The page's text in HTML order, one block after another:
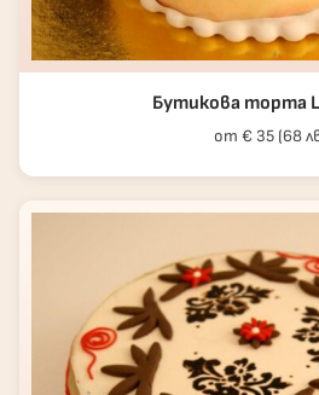
Бутикова торта
от € 35 (68